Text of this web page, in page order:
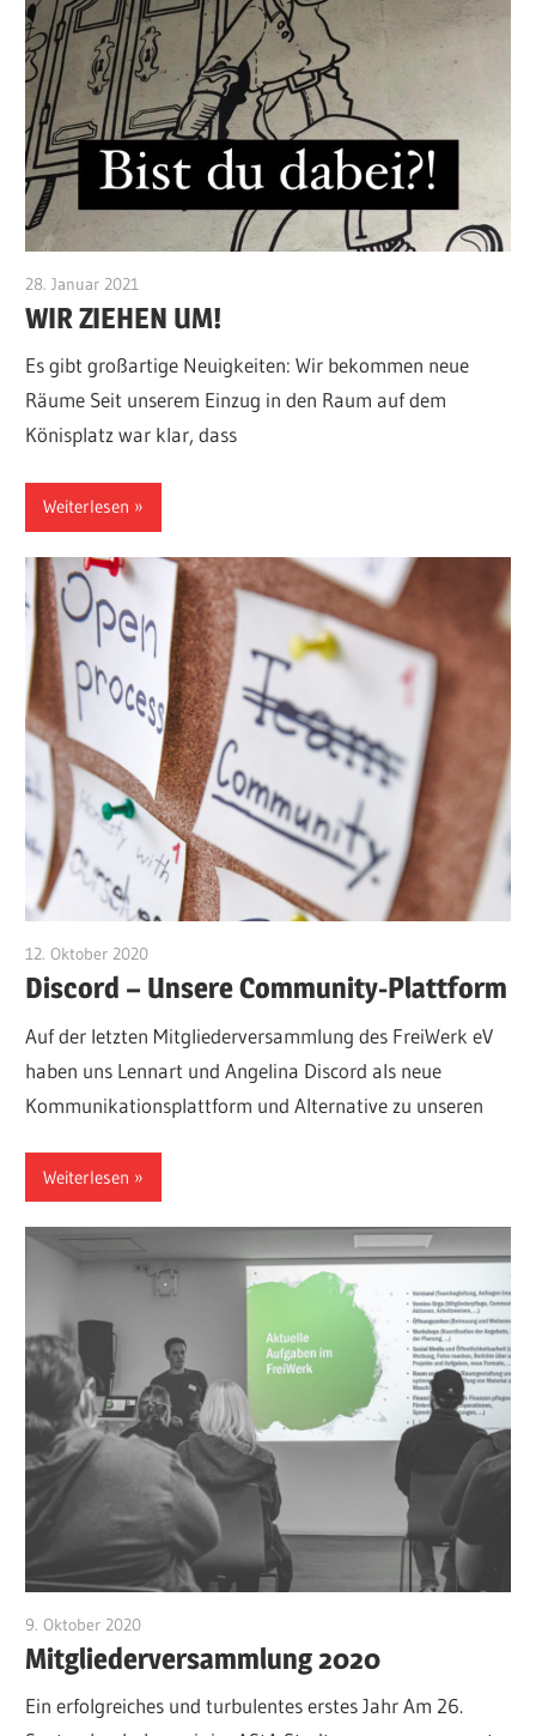
28. Januar 2021
WIR ZIEHEN UM!
Es gibt großartige Neuigkeiten: Wir bekommen neue
Räume Seit unserem Einzug in den Raum auf dem
Könisplatz war klar, dass
Weiterlesen
12. Oktober 2020
Discord – Unsere Community-Plattform
Auf der letzten Mitgliederversammlung des FreiWerk eV
haben uns Lennart und Angelina Discord als neue
Kommunikationsplattform und Alternative zu unseren
Weiterlesen
9. Oktober 2020
Mitgliederversammlung 2020
Ein erfolgreiches und turbulentes erstes Jahr Am 26.